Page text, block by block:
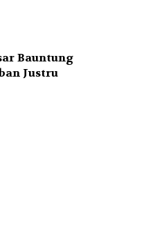
Bauntung
Justru